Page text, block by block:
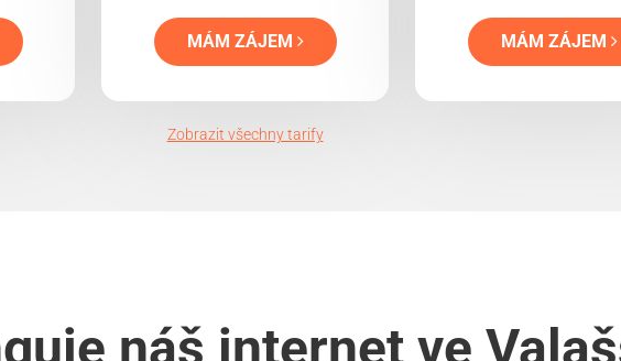
MÁM ZÁJEM MÁM ZÁJEM
Zobrazit všechny tarify
náš internet ve